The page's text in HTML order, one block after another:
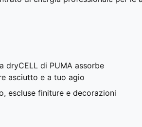
dryCELL di PUMA assorbe
asciutto e a tuo agio
escluse finiture e decorazioni